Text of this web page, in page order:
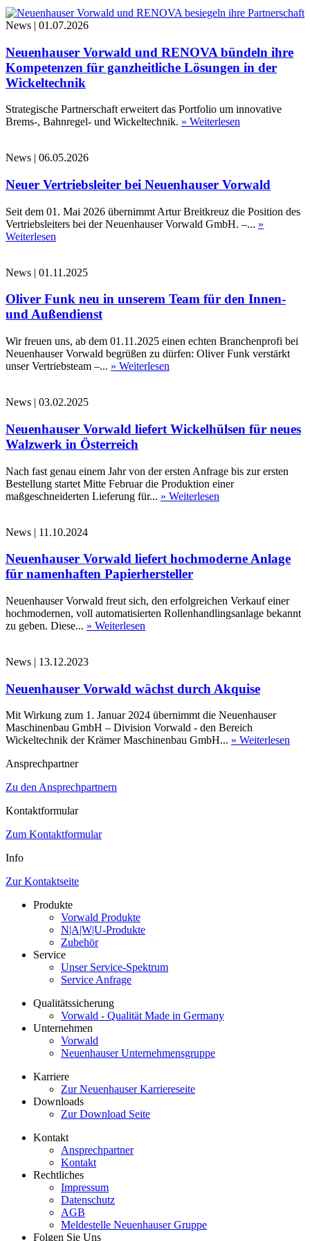
News | 01.07.2026
Neuenhauser Vorwald und RENOVA bündeln ihre
Kompetenzen für ganzheitliche Lösungen in der
Wickeltechnik
Strategische Partnerschaft erweitert das Portfolio um innovative
Brems-, Bahnregel- und Wickeltechnik. » Weiterlesen
News | 06.05.2026
Neuer Vertriebsleiter bei Neuenhauser Vorwald
Seit dem 01. Mai 2026 übernimmt Artur Breitkreuz die Position des
Vertriebsleiters bei der Neuenhauser Vorwald GmbH. –... »
Weiterlesen
News | 01.11.2025
Oliver Funk neu in unserem Team für den Innen-
und Außendienst
Wir freuen uns, ab dem 01.11.2025 einen echten Branchenprofi bei
Neuenhauser Vorwald begrüßen zu dürfen: Oliver Funk verstärkt
unser Vertriebsteam –... » Weiterlesen
News | 03.02.2025
Neuenhauser Vorwald liefert Wickelhülsen für neues
Walzwerk in Österreich
Nach fast genau einem Jahr von der ersten Anfrage bis zur ersten
Bestellung startet Mitte Februar die Produktion einer
maßgeschneiderten Lieferung für... » Weiterlesen
News | 11.10.2024
Neuenhauser Vorwald liefert hochmoderne Anlage
für namenhaften Papierhersteller
Neuenhauser Vorwald freut sich, den erfolgreichen Verkauf einer
hochmodernen, voll automatisierten Rollenhandlingsanlage bekannt
zu geben. Diese... » Weiterlesen
News | 13.12.2023
Neuenhauser Vorwald wächst durch Akquise
Mit Wirkung zum 1. Januar 2024 übernimmt die Neuenhauser
Maschinenbau GmbH – Division Vorwald - den Bereich
Wickeltechnik der Krämer Maschinenbau GmbH... » Weiterlesen
Ansprechpartner
Zu den Ansprechpartnern
Kontaktformular
Zum Kontaktformular
Info
Zur Kontaktseite
Produkte
Vorwald Produkte
N|A|W|U-Produkte
Zubehör
Service
Unser Service-Spektrum
Service Anfrage
Qualitätssicherung
Vorwald - Qualität Made in Germany
Unternehmen
Vorwald
Neuenhauser Unternehmensgruppe
Karriere
Zur Neuenhauser Karriereseite
Downloads
Zur Download Seite
Kontakt
Ansprechpartner
Kontakt
Rechtliches
Impressum
Datenschutz
AGB
Meldestelle Neuenhauser Gruppe
Folgen Sie Uns